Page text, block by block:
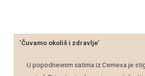
‘Čuvamo okoliš i zdravlje’
U popodnevnim satima iz Cemexa je